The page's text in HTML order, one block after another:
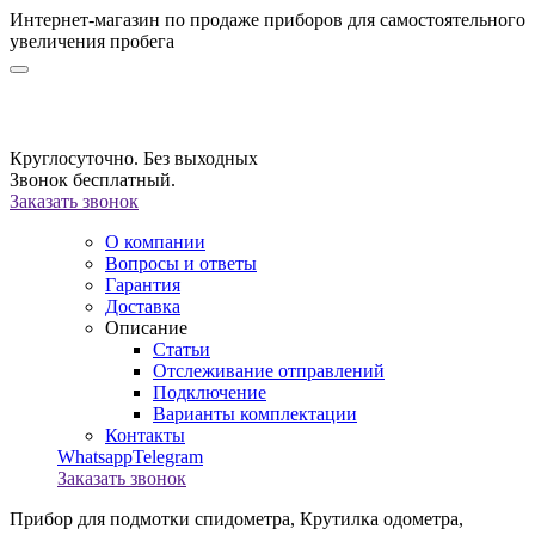
Интернет-магазин по продаже приборов для самостоятельного
увеличения пробега
Круглосуточно. Без выходных
Звонок бесплатный.
Заказать звонок
О компании
Вопросы и ответы
Гарантия
Доставка
Описание
Статьи
Отслеживание отправлений
Подключение
Варианты комплектации
Контакты
WhatsappTelegram
Заказать звонок
Прибор для подмотки спидометра, Крутилка одометра,